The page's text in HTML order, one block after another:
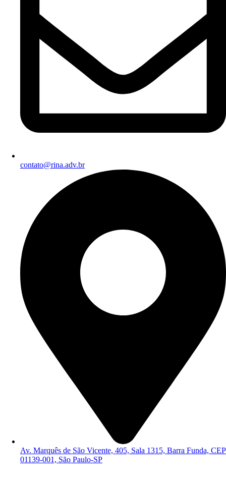
contato@rina.adv.br
Av. Marquês de São Vicente, 405, Sala 1315, Barra Funda, CEP
01139-001, São Paulo-SP